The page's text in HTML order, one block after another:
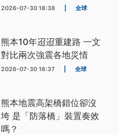
2026-07-30 18:38 全球
熊本10年迢迢重建路 一文
對比兩次強震各地災情
2026-07-30 16:37 全球
熊本地震高架橋錯位卻沒
垮 是「防落橋」裝置奏效
嗎？